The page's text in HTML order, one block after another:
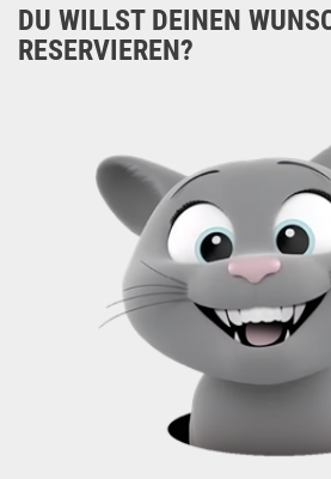
DU WILLST DEINEN
RESERVIEREN?